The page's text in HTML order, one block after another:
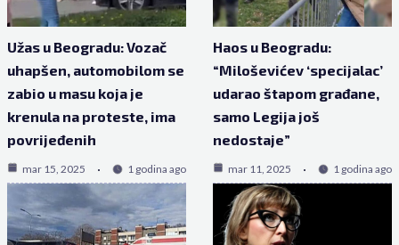
Užas u Beogradu: Vozač
uhapšen, automobilom se
zabio u masu koja je
krenula na proteste, ima
povrijeđenih
mar 15, 2025 1 godina ago
Haos u Beogradu:
“Miloševićev ‘specijalac’
udarao štapom građane,
samo Legija još
nedostaje”
mar 11, 2025 1 godina ago